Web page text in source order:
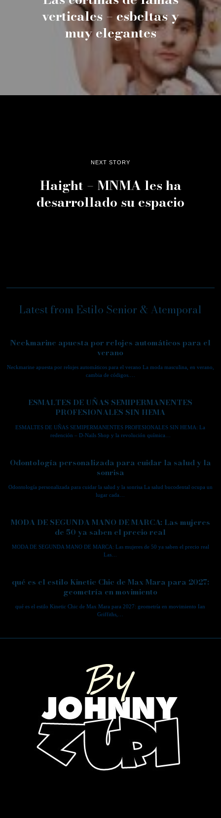
verticales – esbeltas y
muy elegantes
NEXT STORY
Haight – MNMA les ha
desarrollado su espacio
Latest from Estilo Senior & Atemporal
Neckmarine apuesta por relojes automáticos para el
verano
Neckmarine apuesta por relojes automáticos para el verano La moda masculina, en verano,
cambia de códigos.…
ESMALTES DE UÑAS SEMIPERMANENTES
PROFESIONALES SIN HEMA
ESMALTES DE UÑAS SEMIPERMANENTES PROFESIONALES SIN HEMA: La
redención – D-Nails Shop y la revolución química…
Odontología personalizada para cuidar la salud y la
sonrisa
Odontología personalizada para cuidar la salud y la sonrisa La salud bucodental ocupa un
lugar cada…
MODA DE SEGUNDA MANO DE MARCA: Las mujeres
de 50 ya saben el precio real
MODA DE SEGUNDA MANO DE MARCA: Las mujeres de 50 ya saben el precio real
Las…
qué es el estilo Kinetic Chic de Max Mara para 2027:
geometría en movimiento
qué es el estilo Kinetic Chic de Max Mara para 2027: geometría en movimiento Ian
Griffiths,…